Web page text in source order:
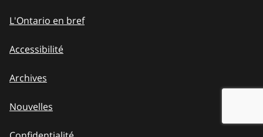
L'Ontario en bref
Accessibilité
Archives
Nouvelles